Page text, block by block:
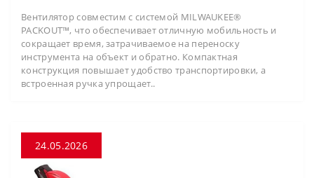
Вентилятор совместим с системой MILWAUKEE®
PACKOUT™, что обеспечивает отличную мобильность и
сокращает время, затрачиваемое на переноску
инструмента на объект и обратно. Компактная
конструкция повышает удобство транспортировки, а
встроенная ручка упрощает..
24.05.2026